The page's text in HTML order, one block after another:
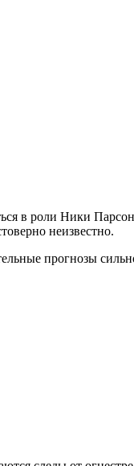
в роли Ники
неизвестно.
прогнозы